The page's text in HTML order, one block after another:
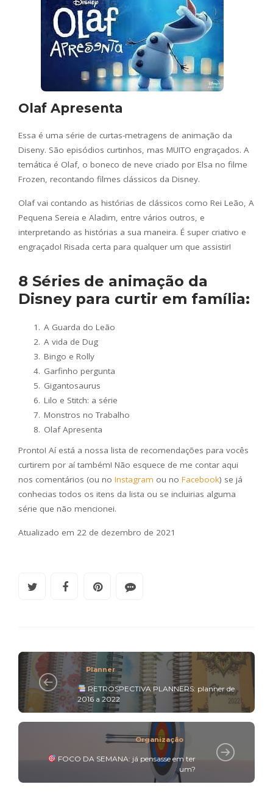
Olaf Apresenta
Essa é uma série de curtas-metragens de animação da
Diseny. São episódios curtinhos, mas MUITO engraçados. A
temática é Olaf, o boneco de neve criado por Elsa no filme
Frozen, recontando filmes clássicos da Disney.
Olaf vai contando as histórias de clássicos como Rei Leão, A
Pequena Sereia e Aladim, entre vários outros, e
interpretando as histórias a sua maneira. É super criativo e
engraçado! Risada certa para qualquer um que assistir!
8 Séries de animação da
Disney para curtir em família:
A Guarda do Leão
A vida de Dug
Bingo e Rolly
Garfinho pergunta
Gigantosaurus
Lilo e Stitch: a série
Monstros no Trabalho
Olaf Apresenta
Pronto! Aí está a nossa lista de recomendações para vocês
curtirem por aí também! Não esquece de me contar aqui
nos comentários (ou no Instagram ou no Facebook) se já
conhecias todos os itens da lista ou se incluirias alguma
série que não mencionei.
Atualizado em 22 de dezembro de 2021
Planner
RETROSPECTIVA PLANNERS: planner de
2016 a 2022
Organização
FOCO DA SEMANA: já pensasse em ter
um?